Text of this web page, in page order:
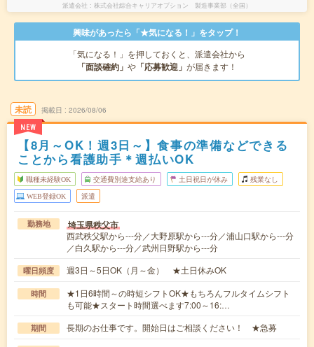
派遣会社 株式会社綜合キャリアオプション 製造事業部（全国）
興味があったら「★気になる！」をタップ！
「気になる！」を押しておくと、派遣会社から
「面談確約」 や 「応募歓迎」 が届きます！
未読
NEW
掲載日 2026/08/06
【8月～OK！週3日～】食事の準備などできる
ことから看護助手＊週払いOK
職種未経験OK 交通費別途支給あり 土日祝日が休み 残業なし
WEB登録OK 派遣
勤務地 埼玉県秩父市
西武秩父駅から---分／大野原駅から---分／浦山口駅から---分
／白久駅から---分／武州日野駅から---分
曜日頻度 週3日～5日OK（月～金） ★土日休みOK
時間
★1日6時間～の時短シフトOK★もちろんフルタイムシフト
も可能★スタート時間選べます7:00～16:…
期間 長期のお仕事です。開始日はご相談ください！ ★急募